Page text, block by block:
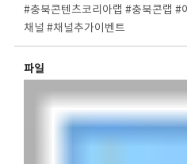
#충북콘텐츠코리아랩 #충북콘랩 #
채널 #채널추가이벤트
파일